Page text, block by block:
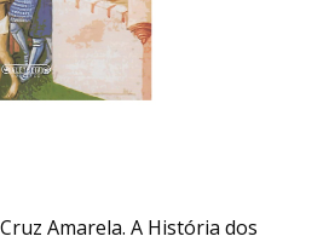
Amarela. A História dos